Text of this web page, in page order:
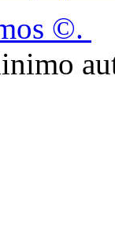
©.